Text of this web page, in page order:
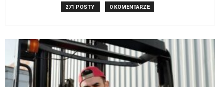
271 POSTY 0 KOMENTARZE